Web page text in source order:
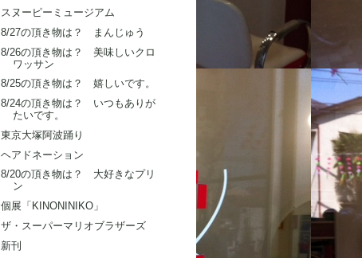
スヌーピーミュージアム
8/27の頂き物は？ まんじゅう
8/26の頂き物は？ 美味しいクロ
ワッサン
8/25の頂き物は？ 嬉しいです。
8/24の頂き物は？ いつもありが
たいです。
東京大塚阿波踊り
ヘアドネーション
8/20の頂き物は？ 大好きなプリ
ン
個展「KINONINIKO」
ザ・スーパーマリオブラザーズ
新刊